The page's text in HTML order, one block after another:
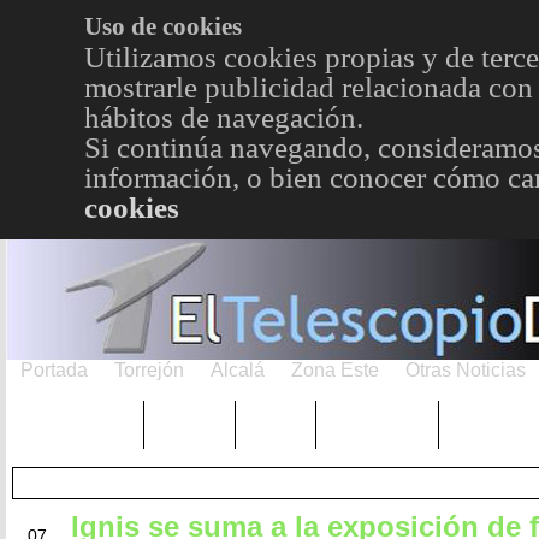
Uso de cookies
Utilizamos cookies propias y de
mostrarle publicidad relacionada
hábitos de navegación.
Si continúa navegando,
información, o bien conocer cómo
cookies
Portada Torrejón Alcalá Zona Este Otras Noticias
Ignis se suma a la exposición de